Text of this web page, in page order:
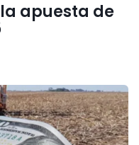
apuesta de